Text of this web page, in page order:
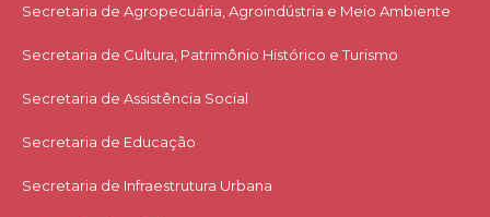
Secretaria de Agropecuária, Agroindústria e Meio Ambiente
Secretaria de Cultura, Patrimônio Histórico e Turismo
Secretaria de Assistência Social
Secretaria de Educação
Secretaria de Infraestrutura Urbana